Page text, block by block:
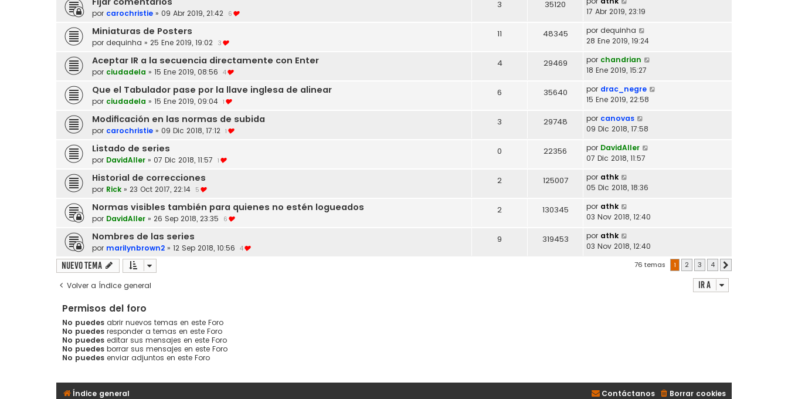
por carochristie » 09 Abr 2019, 21:42 6
3 35120
17 Abr 2019, 23:19
Miniaturas de Posters
por dequinha » 25 Ene 2019, 19:02 3
11 48345 por dequinha
28 Ene 2019, 19:24
Aceptar IR a la secuencia directamente con Enter
por ciudadela » 15 Ene 2019, 08:56 4
4 29469 por chandrian
18 Ene 2019, 15:27
Que el Tabulador pase por la llave inglesa de alinear
por ciudadela » 15 Ene 2019, 09:04 1
6 35640 por drac_negre
15 Ene 2019, 22:58
Modificación en las normas de subida
por carochristie » 09 Dic 2018, 17:12 1
3 29748 por canovas
09 Dic 2018, 17:58
Listado de series
por DavidAller » 07 Dic 2018, 11:57 1
0 22356 por DavidAller
07 Dic 2018, 11:57
Historial de correcciones
por Rick » 23 Oct 2017, 22:14 5
2 125007 por athk
05 Dic 2018, 18:36
Normas visibles también para quienes no estén logueados
por DavidAller » 26 Sep 2018, 23:35 6
2 130345 por athk
03 Nov 2018, 12:40
Nombres de las series
por marilynbrown2 » 12 Sep 2018, 10:56 4
9 319453 por athk
03 Nov 2018, 12:40
Nuevo Tema 76 temas 1 2 3 4
Volver a Índice general Ir a
Permisos del foro
No puedes abrir nuevos temas en este Foro
No puedes responder a temas en este Foro
No puedes editar sus mensajes en este Foro
No puedes borrar sus mensajes en este Foro
No puedes enviar adjuntos en este Foro
Índice general Borrar cookies
Contáctanos